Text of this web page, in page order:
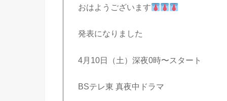
おはようございます
発表になりました
4月10日（土）深夜0時〜スタート
BSテレ東 真夜中ドラマ